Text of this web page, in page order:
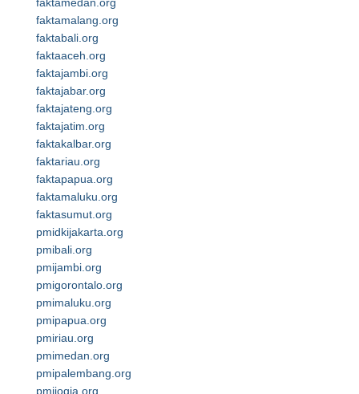
faktamalang.org
faktabali.org
faktaaceh.org
faktajambi.org
faktajabar.org
faktajateng.org
faktajatim.org
faktakalbar.org
faktariau.org
faktapapua.org
faktamaluku.org
faktasumut.org
pmidkijakarta.org
pmibali.org
pmijambi.org
pmigorontalo.org
pmimaluku.org
pmipapua.org
pmiriau.org
pmimedan.org
pmipalembang.org
pmijogja.org